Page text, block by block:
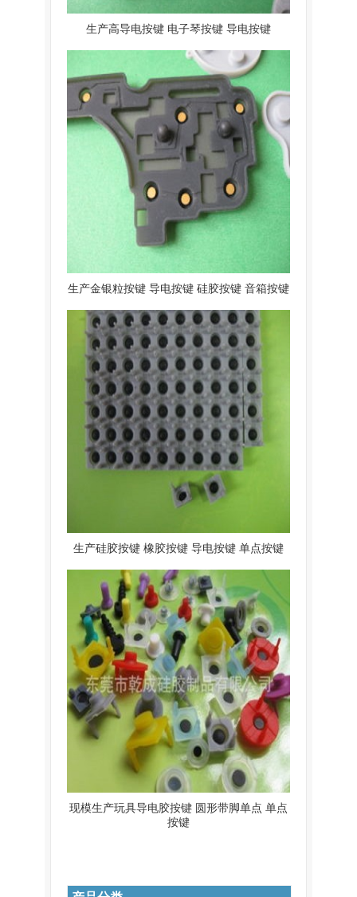
生产高导电按键 电子琴按键 导电按键
生产金银粒按键 导电按键 硅胶按键 音箱按键
生产硅胶按键 橡胶按键 导电按键 单点按键
现模生产玩具导电胶按键 圆形带脚单点 单点
按键